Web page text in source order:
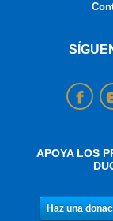
APOYA LOS